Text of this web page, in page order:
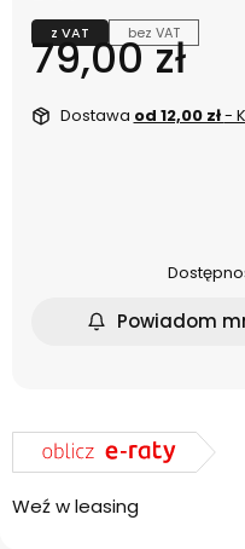
z VAT bez VAT
Cena
79,00 zł
Dostawa od 12,00 zł-
Powiadom
Weź w leasing